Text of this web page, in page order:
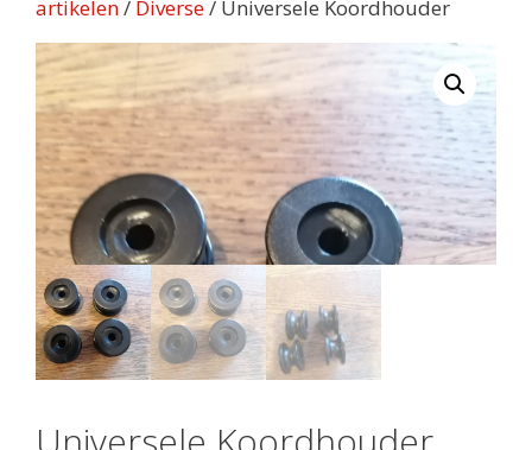
artikelen/ Diverse/ Universele Koordhouder